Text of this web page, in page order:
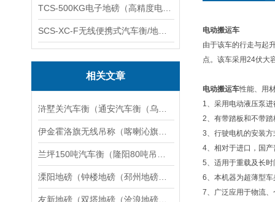
相关文章
电动搬运车
由于该车的行走与起
点。该车采用24伏大
电动搬运车性能、用
1、采用电动液压泵
2、有带踏板和不带
3、行驶电机的安装
4、相对于进口，国
5、适用于重载及长
6、本机器为超薄型
7、广泛应用于物流